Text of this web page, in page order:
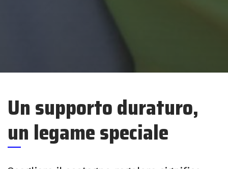
Un supporto duraturo,
un legame speciale